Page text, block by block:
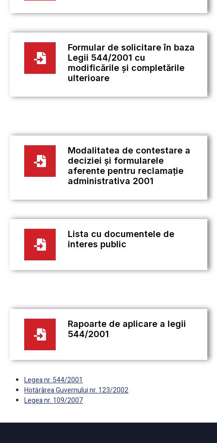
Formular de solicitare în baza
Legii 544/2001 cu
modificările și completările
ulterioare
Modalitatea de contestare a
deciziei și formularele
aferente pentru reclamație
administrativa 2001
Lista cu documentele de
interes public
Rapoarte de aplicare a legii
544/2001
Legea nr. 544/2001
Hotărârea Guvernului nr. 123/2002
Legea nr. 109/2007